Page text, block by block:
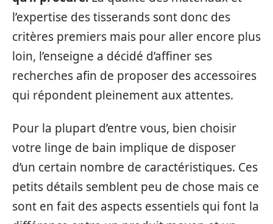
l’expertise des tisserands sont donc des
critères premiers mais pour aller encore plus
loin, l’enseigne a décidé d’affiner ses
recherches afin de proposer des accessoires
qui répondent pleinement aux attentes.
Pour la plupart d’entre vous, bien choisir
votre linge de bain implique de disposer
d’un certain nombre de caractéristiques. Ces
petits détails semblent peu de chose mais ce
sont en fait des aspects essentiels qui font la